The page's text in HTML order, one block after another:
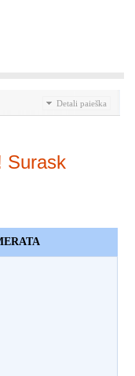
Detali paieška
Surask